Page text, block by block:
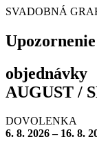
SVADOBNÁ
Upozornenie
objednávky
AUGUST /
DOVOLENKA
6. 8. 2026 – 16. 8.